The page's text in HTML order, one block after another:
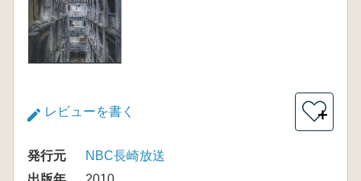
レビューを書く ＋
発行元
NBC長崎放送